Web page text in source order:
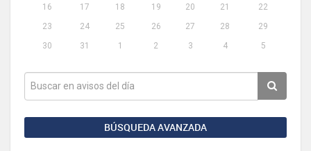
16
17 18 19 20 21
22
23
24 25 26 27 28
29
30
31 1 2 3 4 5
BÚSQUEDA AVANZADA